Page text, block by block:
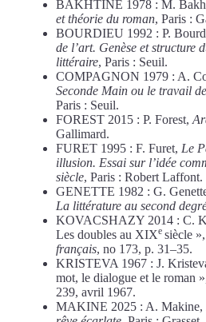
BAKHTINE 1978 : M.
et théorie du roman, Paris :
BOURDIEU 1992 : P.
de l’art. Genèse et structure
littéraire, Paris : Seuil.
COMPAGNON 1979 : A.
Seconde Main ou le travail
Paris : Seuil.
FOREST 2015 : P. Forest,
Gallimard.
FURET 1995 : F. Furet, Le
illusion. Essai sur l’idée
siècle, Paris : Robert Laffont.
GENETTE 1982 : G.
La littérature au second
KOVACSHAZY 2014 : C.
Les doubles au XIXe siècle »,
français, no 173, p. 31–35.
KRISTEVA 1967 : J.
mot, le dialogue et le roman
239, avril 1967.
MAKINE 2025 : A. Makine,